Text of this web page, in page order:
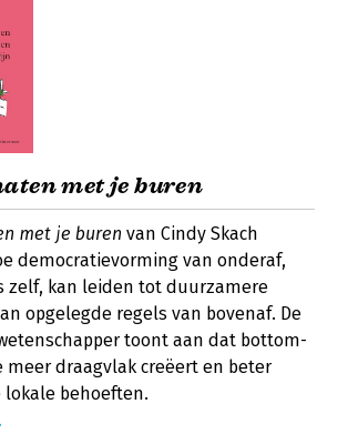
met je buren
met je buren van Cindy Skach
democratievorming van onderaf,
zelf, kan leiden tot duurzamere
opgelegde regels van bovenaf. De
toont aan dat bottom-
meer draagvlak creëert en beter
behoeften.